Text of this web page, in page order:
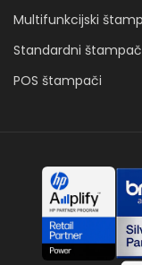
Multifunkcijski
Standardni
POS štampači